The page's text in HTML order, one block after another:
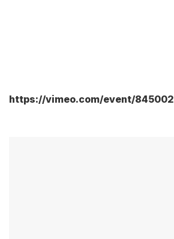
https://vimeo.com/event/845002